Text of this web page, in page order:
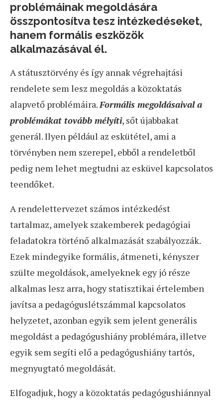
problémáinak megoldására
összpontosítva tesz intézkedéseket,
hanem formális eszközök
alkalmazásával él.
A státusztörvény és így annak végrehajtási
rendelete sem lesz megoldás a közoktatás
alapvető problémáira.Formális megoldásaival a
problémákat tovább mélyíti, sőt újabbakat
generál. Ilyen például az eskütétel, ami a
törvényben nem szerepel, ebből a rendeletből
pedig nem lehet megtudni az esküvel kapcsolatos
teendőket.
A rendelettervezet számos intézkedést
tartalmaz, amelyek szakemberek pedagógiai
feladatokra történő alkalmazását szabályozzák.
Ezek mindegyike formális, átmeneti, kényszer
szülte megoldások, amelyeknek egy jó része
alkalmas lesz arra, hogy statisztikai értelemben
javítsa a pedagóguslétszámmal kapcsolatos
helyzetet, azonban egyik sem jelent generális
megoldást a pedagógushiány problémára, illetve
egyik sem segíti elő a pedagógushiány tartós,
megnyugtató megoldását.
Elfogadjuk, hogy a közoktatás pedagógushiánnyal